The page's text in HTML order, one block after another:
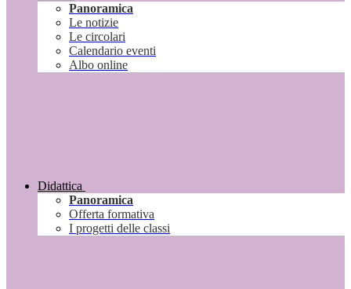
Panoramica
Le notizie
Le circolari
Calendario eventi
Albo online
Didattica
Panoramica
Offerta formativa
I progetti delle classi